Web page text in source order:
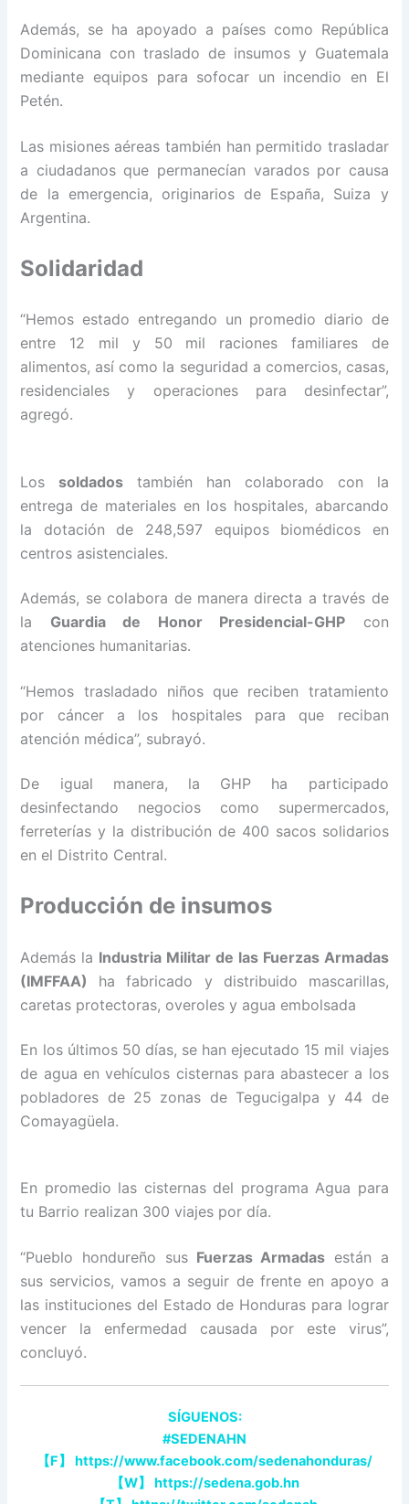
Además, se ha apoyado a países como República
Dominicana con traslado de insumos y Guatemala
mediante equipos para sofocar un incendio en El
Petén.
Las misiones aéreas también han permitido trasladar
a ciudadanos que permanecían varados por causa
de la emergencia, originarios de España, Suiza y
Argentina.
Solidaridad
“Hemos estado entregando un promedio diario de
entre 12 mil y 50 mil raciones familiares de
alimentos, así como la seguridad a comercios, casas,
residenciales y operaciones para desinfectar”,
agregó.
Los soldados también han colaborado con la
entrega de materiales en los hospitales, abarcando
la dotación de 248,597 equipos biomédicos en
centros asistenciales.
Además, se colabora de manera directa a través de
la Guardia de Honor Presidencial-GHP con
atenciones humanitarias.
“Hemos trasladado niños que reciben tratamiento
por cáncer a los hospitales para que reciban
atención médica”, subrayó.
De igual manera, la GHP ha participado
desinfectando negocios como supermercados,
ferreterías y la distribución de 400 sacos solidarios
en el Distrito Central.
Producción de insumos
Además la Industria Militar de las Fuerzas Armadas
(IMFFAA)
ha fabricado y distribuido mascarillas,
caretas protectoras, overoles y agua embolsada
En los últimos 50 días, se han ejecutado 15 mil viajes
de agua en vehículos cisternas para abastecer a los
pobladores de 25 zonas de Tegucigalpa y 44 de
Comayagüela.
En promedio las cisternas del programa Agua para
tu Barrio realizan 300 viajes por día.
“Pueblo hondureño susFuerzas Armadas están a
sus servicios, vamos a seguir de frente en apoyo a
las instituciones del Estado de Honduras para lograr
vencer la enfermedad causada por este virus”,
concluyó.
SÍGUENOS:
#SEDENAHN
【F】
https://www.facebook.com/sedenahonduras/
【W】
https://sedena.gob.hn